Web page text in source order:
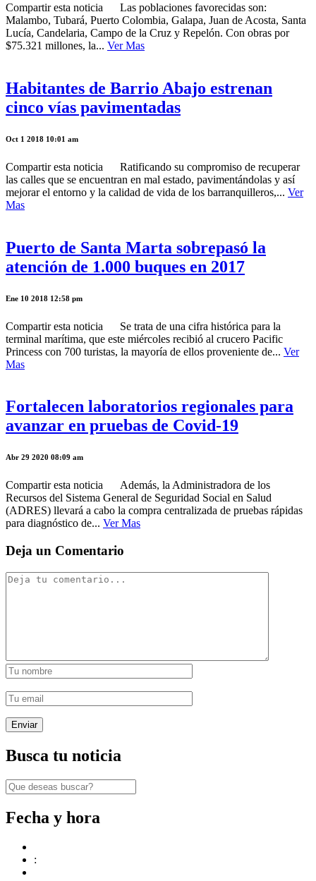
Compartir esta noticia Las poblaciones favorecidas son:
Malambo, Tubará, Puerto Colombia, Galapa, Juan de Acosta, Santa
Lucía, Candelaria, Campo de la Cruz y Repelón. Con obras por
$75.321 millones, la... Ver Mas
Habitantes de Barrio Abajo estrenan
cinco vías pavimentadas
Oct 1 2018 10:01 am
Compartir esta noticia Ratificando su compromiso de recuperar
las calles que se encuentran en mal estado, pavimentándolas y así
mejorar el entorno y la calidad de vida de los barranquilleros,... Ver
Mas
Puerto de Santa Marta sobrepasó la
atención de 1.000 buques en 2017
Ene 10 2018 12:58 pm
Compartir esta noticia Se trata de una cifra histórica para la
terminal marítima, que este miércoles recibió al crucero Pacific
Princess con 700 turistas, la mayoría de ellos proveniente de... Ver
Mas
Fortalecen laboratorios regionales para
avanzar en pruebas de Covid-19
Abr 29 2020 08:09 am
Compartir esta noticia Además, la Administradora de los
Recursos del Sistema General de Seguridad Social en Salud
(ADRES) llevará a cabo la compra centralizada de pruebas rápidas
para diagnóstico de... Ver Mas
Deja un Comentario
Busca tu noticia
Fecha y hora
: